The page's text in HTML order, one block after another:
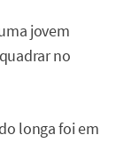
jovem
no
longa foi em